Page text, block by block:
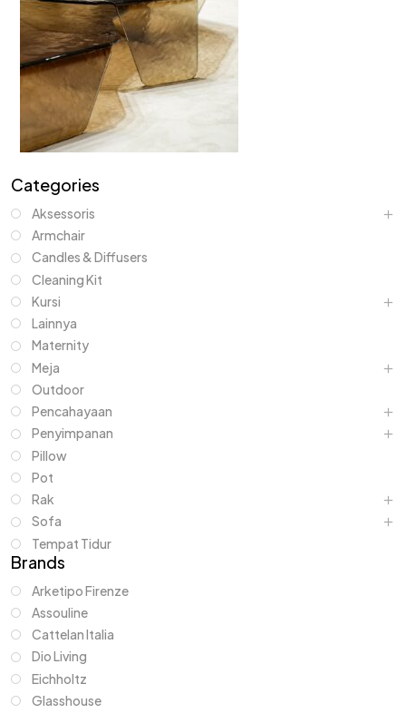
Categories
Aksessoris
Armchair
Candles & Diffusers
Cleaning Kit
Kursi
Lainnya
Maternity
Meja
Outdoor
Pencahayaan
Penyimpanan
Pillow
Pot
Rak
Sofa
Tempat Tidur
Brands
Arketipo Firenze
Assouline
Cattelan Italia
Dio Living
Eichholtz
Glasshouse